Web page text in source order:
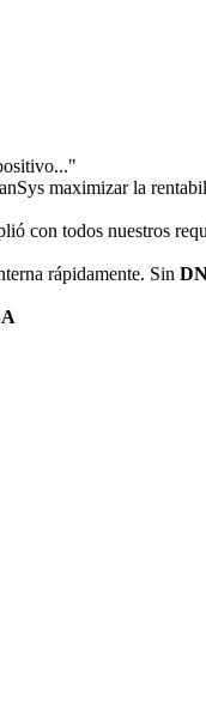
maximizar la
con todos nuestros
rápidamente. Sin